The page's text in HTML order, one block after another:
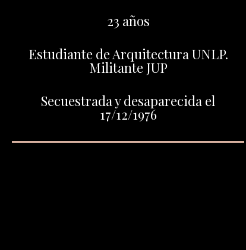
23 años
Estudiante de Arquitectura UNLP.
Militante JUP
Secuestrada y desaparecida el
17/12/1976